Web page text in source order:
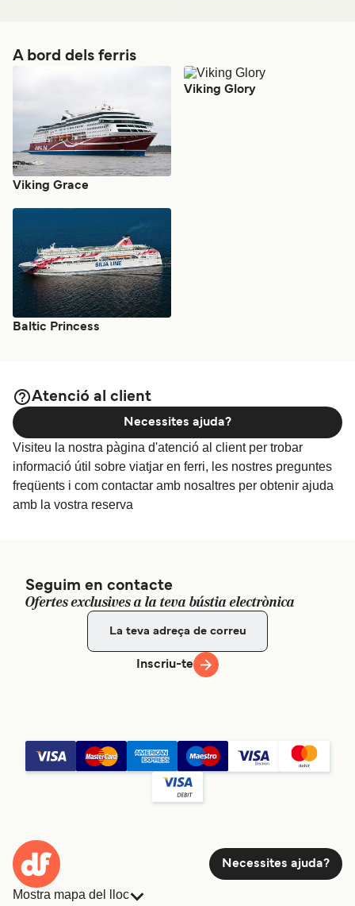
A bord dels ferris
Viking Grace
Viking Glory
Baltic Princess
Atenció al client
Visiteu la nostra pàgina d'atenció al client per trobar
informació útil sobre viatjar en ferri, les nostres preguntes
freqüents i com contactar amb nosaltres per obtenir ajuda
amb la vostra reserva
Necessites ajuda?
Seguim en contacte
Ofertes exclusives a la teva bústia electrònica
Inscriu-te
Necessites ajuda?
Mostra mapa del lloc